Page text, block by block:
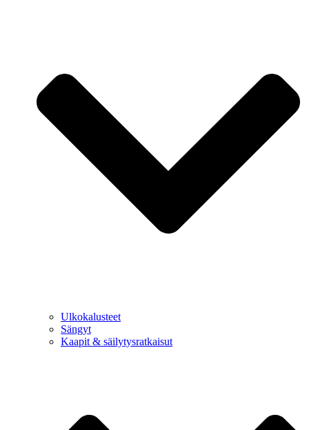
Ulkokalusteet
Sängyt
Kaapit & säilytysratkaisut